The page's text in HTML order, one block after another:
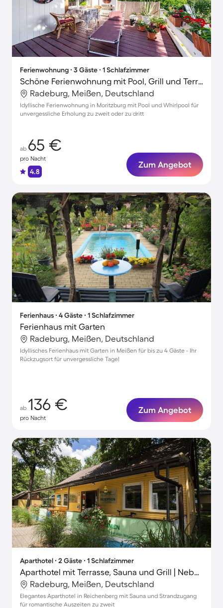
Ferienwohnung ∙ 3 Gäste ∙ 1 Schlafzimmer
Schöne Ferienwohnung mit Pool, Grill und Terrasse | Gartenblick
Radeburg, Meißen, Deutschland
Idyllische Ferienwohnung in Moritzburg mit Pool und Whirlpool für
unvergessliche Erholung zu zweit oder zu dritt
ab 65 €
pro Nacht
4.8
Zum Angebot
Ferienhaus ∙ 4 Gäste ∙ 1 Schlafzimmer
Ferienhaus mit Garten
Radeburg, Meißen, Deutschland
Idyllisches Ferienhaus mit Garten in Meißen für bis zu 4 Gäste - Ihr
Rückzugsort für unvergessliche Tage!
ab 136 €
pro Nacht
Zum Angebot
Aparthotel ∙ 2 Gäste ∙ 1 Schlafzimmer
Aparthotel mit Terrasse, Sauna und Grill | Neben dem Strand | Haustierfreundlich
Radeburg, Meißen, Deutschland
Elegantes Aparthotel in Reichenberg mit Sauna und Strandzugang
für romantische Auszeiten zu zweit